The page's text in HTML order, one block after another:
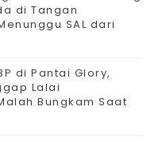
di Tangan
SAL dari
di Pantai Glory,
Lalai
Bungkam Saat